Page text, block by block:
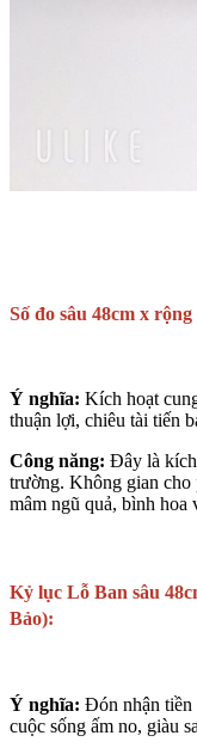
Số đo sâu 48cm x
Ý nghĩa: Kích hoạt
thuận lợi, chiêu tài tiến
Công năng: Đây là
trường. Không gian cho
mâm ngũ quả, bình hoa
Kỷ lục Lỗ Ban sâu
Bảo):
Ý nghĩa: Đón nhận tiền
cuộc sống ấm no, giàu